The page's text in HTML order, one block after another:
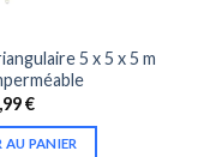
5 x 5 x 5 m
€
PANIER